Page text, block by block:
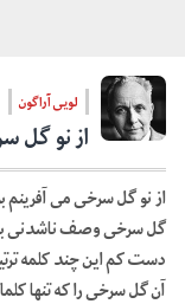
لویی آراگون
از نو گل
از نو گل سرخی می آفرینم
گل سرخی وصف ناشدنی
دست کم این چند کلمه
آن گل سرخی را که تنها